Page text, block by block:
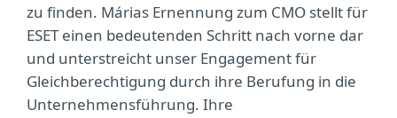
zu finden. Márias Ernennung zum CMO stellt für
ESET einen bedeutenden Schritt nach vorne dar
und unterstreicht unser Engagement für
Gleichberechtigung durch ihre Berufung in die
Unternehmensführung. Ihre